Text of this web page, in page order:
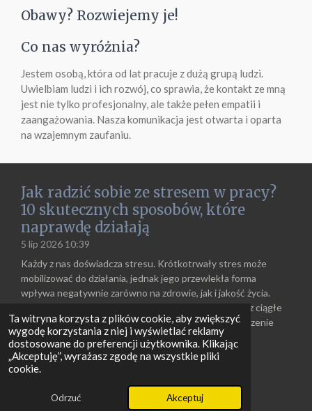
Ta witryna korzysta z plików cookie, aby zwiększyć
wygodę korzystania z niej i wyświetlać reklamy
dostosowane do preferencji użytkownika. Klikając
„Akceptuję”, wyrażasz zgodę na wszystkie pliki
cookie.
Odrzuć Akceptuj
Obawy? Rozwiejemy je!
Co nas wyróżnia?
Jestem osobą, która od lat pracuje z dużą grupą ludzi.
Uwielbiam ludzi i ich rozwój, co sprawia, że kontakt ze mną
jest nie tylko profesjonalny, ale także pełen empatii i
zaangażowania. Nasza komunikacja jest otwarta i oparta
na wzajemnym zaufaniu.
Jak radzić sobie ze stresem w pracy?
10 skutecznych sposobów, które
naprawdę działają
5 lip 2026 10:39
Każdy z nas doświadcza stresu. Krótkotrwały stres może
mobilizować do działania, jednak jego przewlekła forma
wpływa negatywnie zarówno na zdrowie, jak i jakość życia.
Presja czasu, nadmiar obowiązków, trudne relacje oraz ciągłe
zmiany powodują, że coraz więcej osób odczuwa zmęczenie
psychiczne i fizyczne.
Dowiedz się więcej »
© 2026 Synergia rozwoju